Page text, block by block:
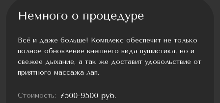
Немного о процедуре
Всё и даже больше! Комплекс обеспечит не только
полное обновление внешнего вида пушистика, но и
свежее дыхание, а так же доставит удовольствие от
приятного массажа лап.
Стоимость: 7500-9500 руб.